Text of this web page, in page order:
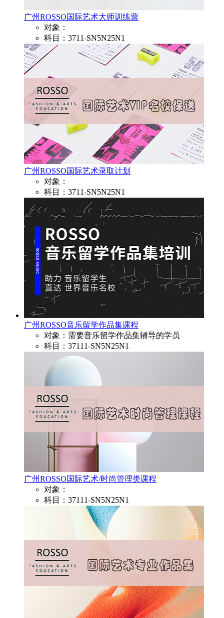
广州ROSSO国际艺术大师训练营
对象：
科目：3711-SN5N25N1
广州ROSSO国际艺术录取计划
对象：
科目：3711-SN5N25N1
广州ROSSO音乐留学作品集课程
对象：需要音乐留学作品集辅导的学员
科目：37111-SN5N25N1
广州ROSSO国际艺术/时尚管理类课程
对象：
科目：37111-SN5N25N1